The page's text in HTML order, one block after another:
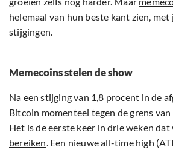
helemaal van hun beste kant zien,
stijgingen.
Memecoins stelen de show
Na een stijging van 1,8 procent in de
Bitcoin momenteel tegen de grens
Het is de eerste keer in drie weken dat
bereiken. Een nieuwe all-time high